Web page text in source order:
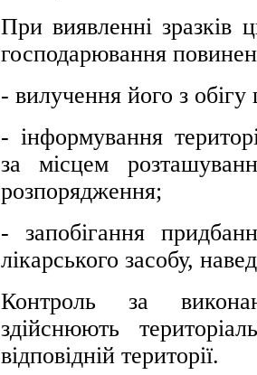
При виявленні зразків
господарювання
- вилучення його з
- інформування
за місцем
розпорядження;
- запобігання
лікарського засобу,
Контроль за
здійснюють
відповідній території.